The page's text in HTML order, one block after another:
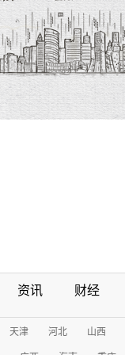
资讯 财经
天津 河北 山西